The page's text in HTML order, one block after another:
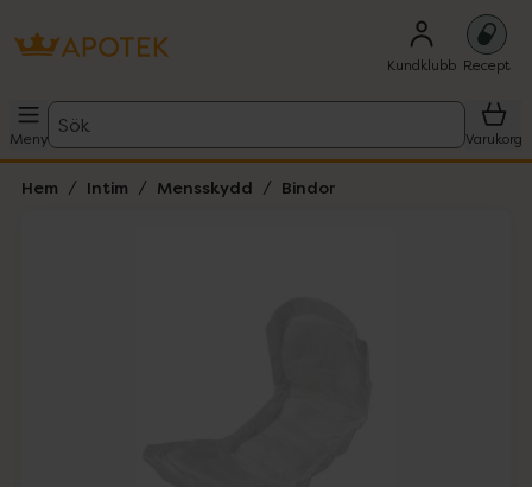
Kundklubb Recept
Meny
Sök
Varukorg
Hem Intim Mensskydd Bindor